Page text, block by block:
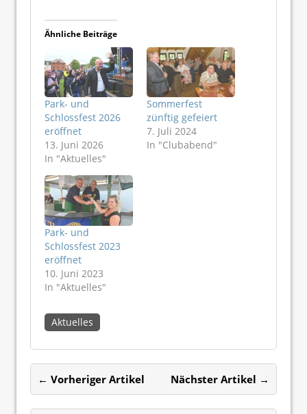
Ähnliche Beiträge
Park- und
Schlossfest 2026
eröffnet
13. Juni 2026
In "Aktuelles"
Sommerfest
zünftig gefeiert
7. Juli 2024
In "Clubabend"
Park- und
Schlossfest 2023
eröffnet
10. Juni 2023
In "Aktuelles"
Aktuelles
← Vorheriger Artikel Nächster Artikel →